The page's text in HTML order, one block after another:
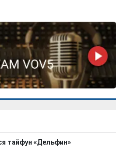
тайфун «Дельфин»